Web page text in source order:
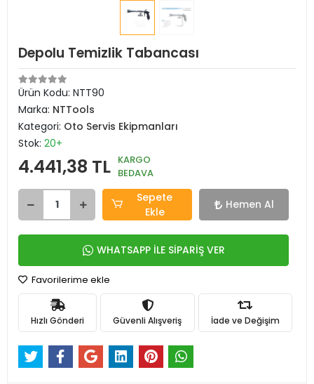
Depolu Temizlik Tabancası
Ürün Kodu: NTT90
Marka: NTTools
Kategori: Oto Servis Ekipmanları
Stok: 20+
4.441,38 TL KARGO
BEDAVA
Sepete
Ekle
Hemen Al
WHATSAPP İLE SİPARİŞ VER
Favorilerime ekle
Hızlı Gönderi Güvenli Alışveriş İade ve Değişim